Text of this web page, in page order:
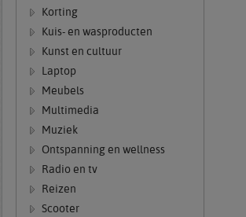
Korting
Kuis- en wasproducten
Kunst en cultuur
Laptop
Meubels
Multimedia
Muziek
Ontspanning en wellness
Radio en tv
Reizen
Scooter